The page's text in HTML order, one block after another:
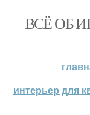
ВСЁ ОБ
интерьер для